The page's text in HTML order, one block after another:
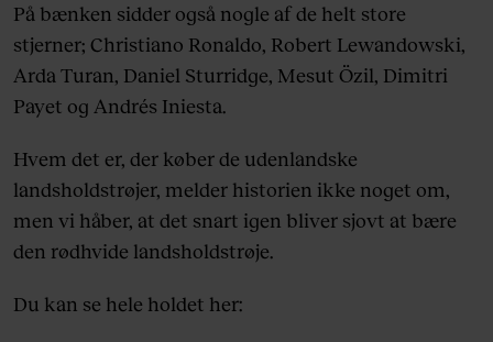
På bænken sidder også nogle af de helt store
stjerner; Christiano Ronaldo, Robert Lewandowski,
Arda Turan, Daniel Sturridge, Mesut Özil, Dimitri
Payet og Andrés Iniesta.
Hvem det er, der køber de udenlandske
landsholdstrøjer, melder historien ikke noget om,
men vi håber, at det snart igen bliver sjovt at bære
den rødhvide landsholdstrøje.
Du kan se hele holdet her: